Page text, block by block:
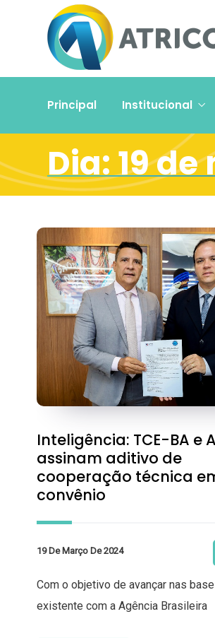
Principal Institucional
Dia:19
Inteligência: TCE-BA e
assinam aditivo de
cooperação técnica
convênio
19 De Março De 2024
Com o objetivo de avançar nas
existente com a Agência Brasileira